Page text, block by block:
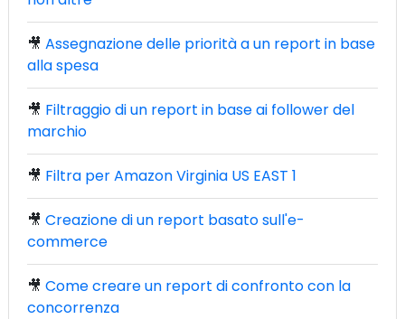
🎥 Assegnazione delle priorità a un report in base
alla spesa
🎥 Filtraggio di un report in base ai follower del
marchio
🎥 Filtra per Amazon Virginia US EAST 1
🎥 Creazione di un report basato sull'e-
commerce
🎥 Come creare un report di confronto con la
concorrenza